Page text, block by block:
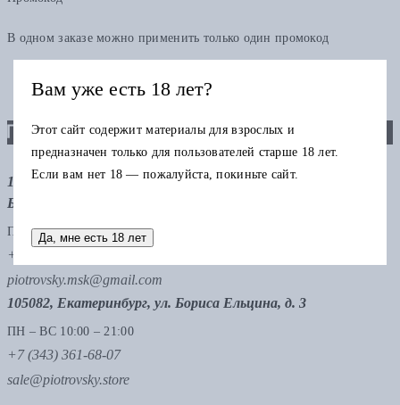
В одном заказе можно применить только один промокод
121069, Москва, ул. Малая Никитская 12, стр.12, метро
Баррикадная, метро Тверская
ПН – ВС 11:00 – 21:00
+7 (495) 229-75-47
piotrovsky.msk@gmail.com
105082, Екатеринбург, ул. Бориса Ельцина, д. 3
ПН – ВС 10:00 – 21:00
+7 (343) 361-68-07
sale@piotrovsky.store
Вам уже есть 18 лет?
Этот сайт содержит материалы для взрослых и
предназначен только для пользователей старше 18 лет.
Если вам нет 18 — пожалуйста, покиньте сайт.
Да, мне есть 18 лет